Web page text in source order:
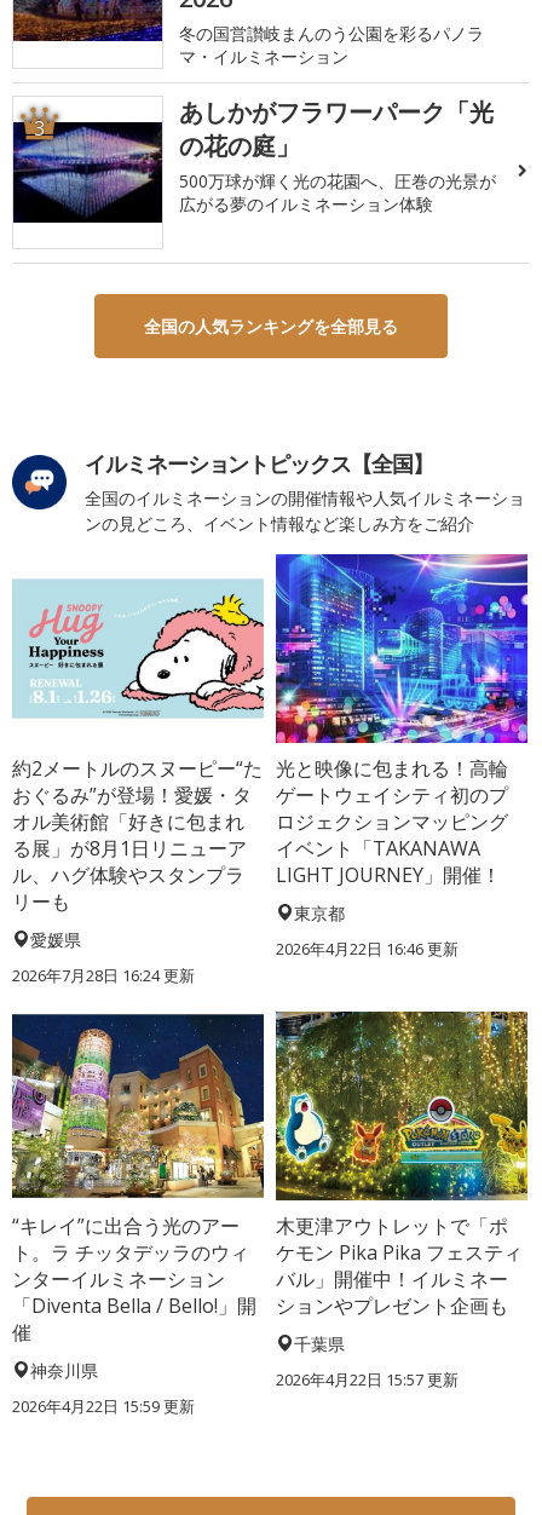
冬の国営讃岐まんのう公園を彩るパノラ
マ・イルミネーション
3
あしかがフラワーパーク「光
の花の庭」
500万球が輝く光の花園へ、圧巻の光景が
広がる夢のイルミネーション体験
全国の人気ランキングを全部見る
イルミネーショントピックス【全国】
全国のイルミネーションの開催情報や人気イルミネーショ
ンの見どころ、イベント情報など楽しみ方をご紹介
約2メートルのスヌーピー“た
おぐるみ”が登場！愛媛・タ
オル美術館「好きに包まれ
る展」が8月1日リニューア
ル、ハグ体験やスタンプラ
リーも
愛媛県
2026年7月28日 16:24 更新
光と映像に包まれる！高輪
ゲートウェイシティ初のプ
ロジェクションマッピング
イベント「TAKANAWA
LIGHT JOURNEY」開催！
東京都
2026年4月22日 16:46 更新
“キレイ”に出合う光のアー
ト。ラ チッタデッラのウィ
ンターイルミネーション
「Diventa Bella / Bello!」開
催
神奈川県
2026年4月22日 15:59 更新
木更津アウトレットで「ポ
ケモン Pika Pika フェスティ
バル」開催中！イルミネー
ションやプレゼント企画も
千葉県
2026年4月22日 15:57 更新